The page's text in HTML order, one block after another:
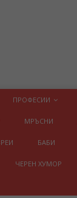
ПРОФЕСИИ
МРЪСНИ
БАБИ
ЧЕРЕН ХУМОР